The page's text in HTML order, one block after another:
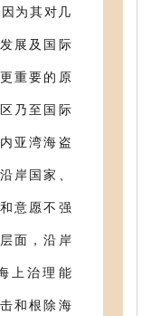
为其对几
展及国际
重要的原
乃至国际
亚湾海盗
岸国家、
意愿不强
面，沿岸
上治理能
和根除海